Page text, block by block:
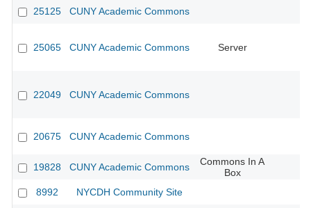
25125 CUNY Academic Commons
25065 CUNY Academic Commons Server
22049 CUNY Academic Commons
20675 CUNY Academic Commons
19828 CUNY Academic Commons
Commons In A
Box
8992
NYCDH Community Site